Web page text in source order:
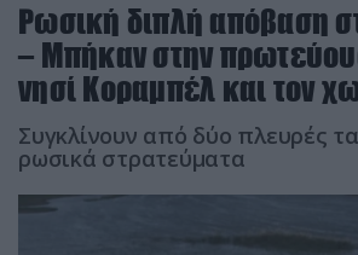
Ρωσική διπλή απόβαση
– Μπήκαν στην
νησί Κοραμπέλ και τον
Συγκλίνουν από δύο πλευρές
ρωσικά στρατεύματα